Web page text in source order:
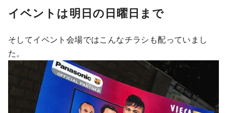
イベントは明日の日曜日まで
そしてイベント会場ではこんなチラシも配っていまし
た。